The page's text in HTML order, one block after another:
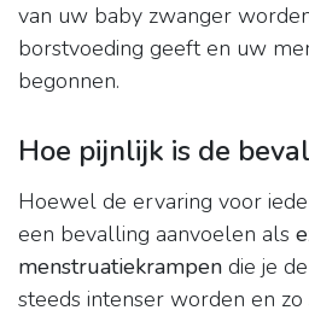
van uw baby zwanger
borstvoeding geeft en uw
begonnen.
Hoe pijnlijk is de
Hoewel de ervaring voor
een bevalling aanvoelen als
menstruatiekrampen die je
steeds intenser worden en